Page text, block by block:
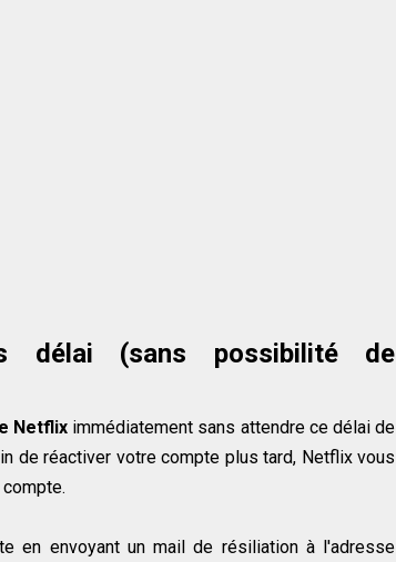
délai (sans possibilité de
Netflix immédiatement sans attendre ce délai de
de réactiver votre compte plus tard, Netflix vous
en envoyant un mail de résiliation à l'adresse